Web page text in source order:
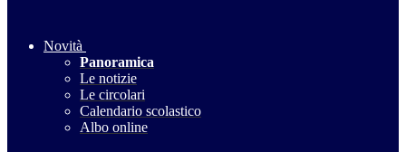
Novità
Panoramica
Le notizie
Le circolari
Calendario scolastico
Albo online